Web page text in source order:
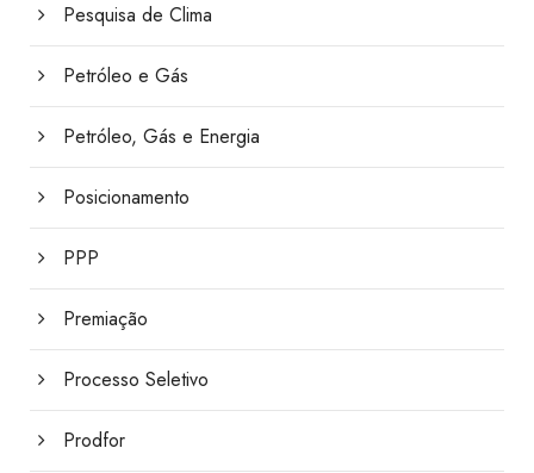
Pesquisa de Clima
Petróleo e Gás
Petróleo, Gás e Energia
Posicionamento
PPP
Premiação
Processo Seletivo
Prodfor